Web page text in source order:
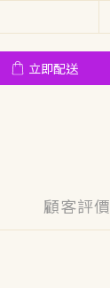
立即配送
顧客評價